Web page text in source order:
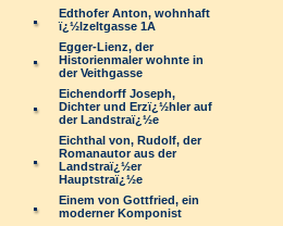
Edthofer Anton, wohnhaft
ï¿½lzeltgasse 1A
Egger-Lienz, der
Historienmaler wohnte in
der Veithgasse
Eichendorff Joseph,
Dichter und Erzï¿½hler auf
der Landstraï¿½e
Eichthal von, Rudolf, der
Romanautor aus der
Landstraï¿½er
Hauptstraï¿½e
Einem von Gottfried, ein
moderner Komponist